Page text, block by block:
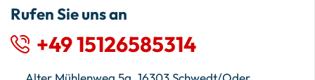
Rufen Sie uns an
+49 15126585314